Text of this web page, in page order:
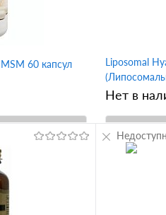
60 капсул
Сравнение
Liposomal
30 капсул
Нет в